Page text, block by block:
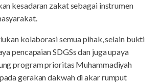
kesadaran zakat sebagai instrumen
kolaborasi semua pihak, selain bukti
pencapaian SDGSs dan juga upaya
program prioritas Muhammadiyah
gerakan dakwah di akar rumput